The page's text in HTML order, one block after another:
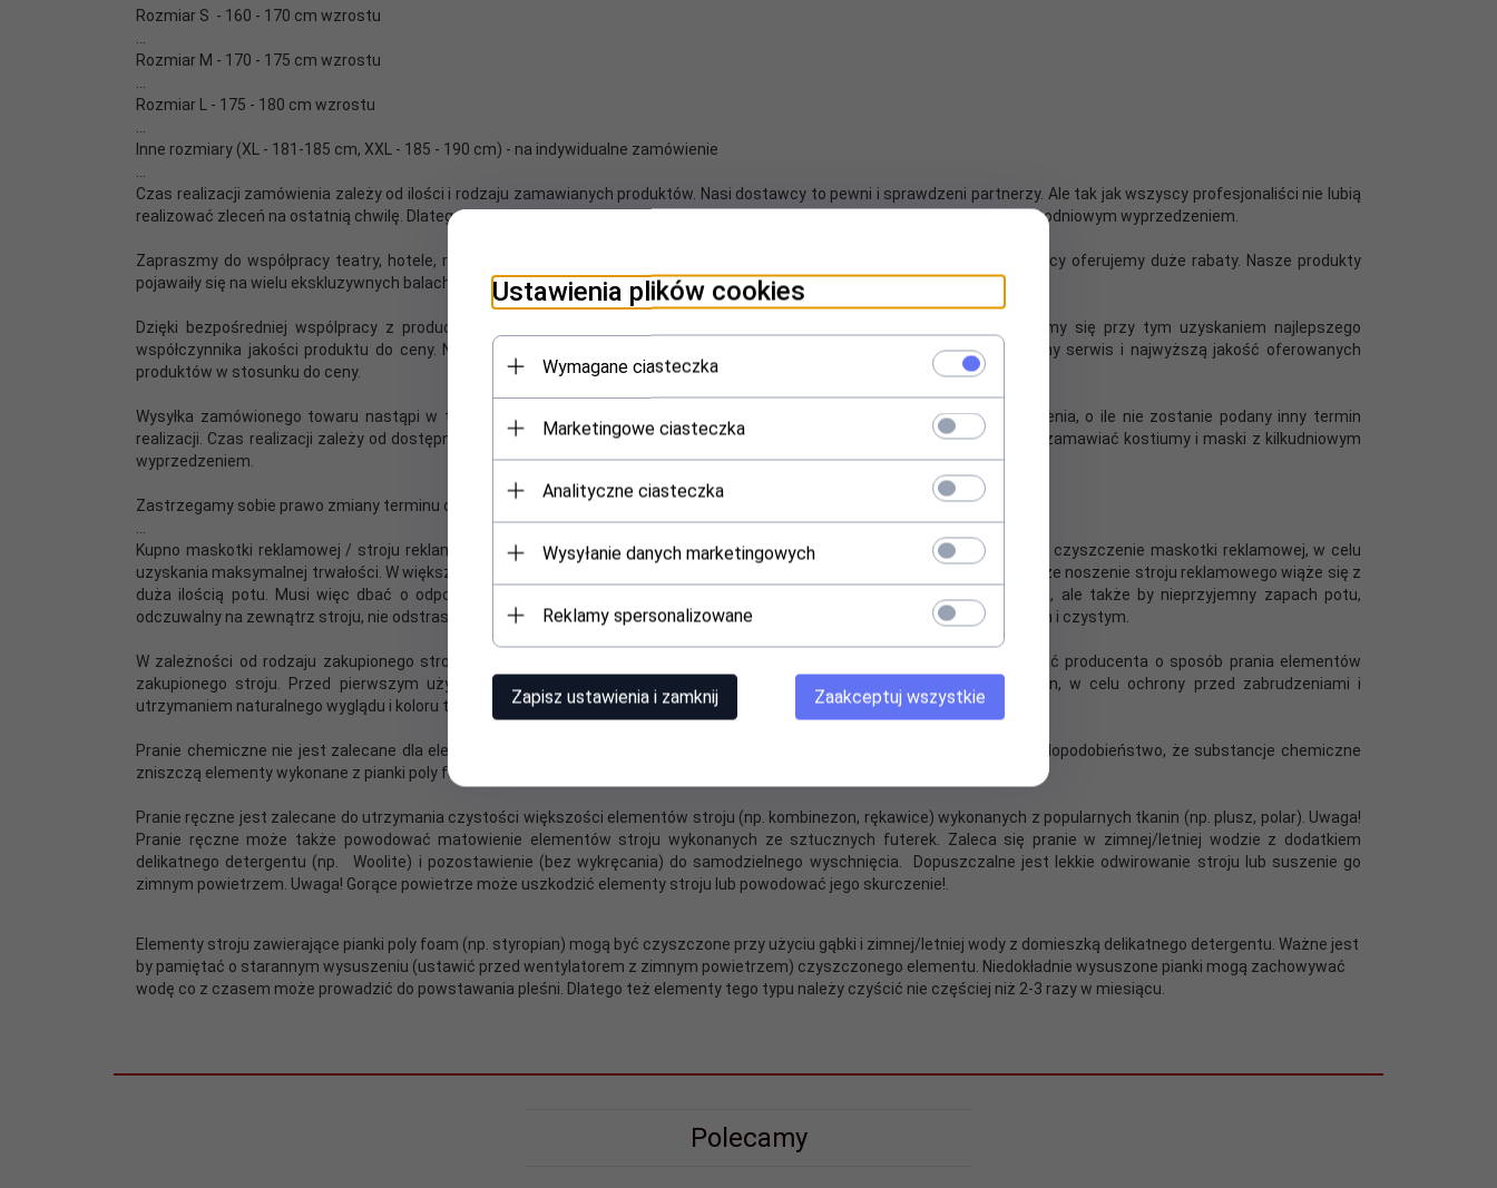
Rozmiar S - 160 - 170 cm wzrostu
Rozmiar M - 170 - 175 cm wzrostu
Rozmiar L - 175 - 180 cm wzrostu
Inne rozmiary (XL - 181-185 cm, XXL - 185 - 190 cm) - na indywidualne zamówienie
Czas realizacji zamówienia zależy od ilości i rodzaju zamawianych produktów. Nasi dostawcy to pewni i sprawdzeni partnerzy. Ale tak jak wszyscy profesjonaliści nie lubią
realizować zleceń na ostatnią chwilę. Dlatego prosimy zamawiać towary, zgłaszać zapytania i projekty przynajmniej z kilkunastodniowym wyprzedzeniem.
Zapraszmy do współpracy teatry, hotele, restauracje, agencje artystyczne, marketingowe i eventowe - przy stałej współpracy oferujemy duże rabaty. Nasze produkty
pojawaiły się na wielu ekskluzywnych balach, w wielu programach telewizyjnych oraz przedstawieniach teatralnych.
Dzięki bezpośredniej wspólpracy z producentami, bez problemu dopasujemy naszą ofertę do Państwa budżetu. Kierujemy się przy tym uzyskaniem najlepszego
współczynnika jakości produktu do ceny. Nie robimy szybkich interesów! Cenimy sobie zaufanie, ciągłość współpracy, pewny serwis i najwyższą jakość oferowanych
produktów w stosunku do ceny.
Wysyłka zamówionego towaru nastąpi w terminie od 21 do 30 dni roboczych, od chwili wpłynięcia i potwierdzenia zamówienia, o ile nie zostanie podany inny termin
realizacji. Czas realizacji zależy od dostępności danego towaru i jest określony indywidualnie dla każdego produktu. Prosimy zamawiać kostiumy i maski z kilkudniowym
wyprzedzeniem.
Zastrzegamy sobie prawo zmiany terminu dostawy w przypadku chwilowego braku towaru w naszych magazynach.
Kupno maskotki reklamowej / stroju reklamowego to spora inwestycja. Bardzo ważnym jest odpowiednie przechowywanie i czyszczenie maskotki reklamowej, w celu
uzyskania maksymalnej trwałości. W większości przypadków to animator odpowiada za swój strój reklamowy. Wie on najlepiej, że noszenie stroju reklamowego wiąże się z
duża ilością potu. Musi więc dbać o odpowiednie jego czyszczenie, by uniknąć nieprzyjemnego zapachu wewnątrz stroju, ale także by nieprzyjemny zapach potu,
odczuwalny na zewnątrz stroju, nie odstraszał spotykające go osoby. Istotnym jest zachowanie kostiumu świeżym, pachnącym i czystym.
W zależności od rodzaju zakupionego stroju reklamowego zaleca się pranie chemiczne lub ręczne. Ważnym jest by zapytać producenta o sposób prania elementów
zakupionego stroju. Przed pierwszym użyciem i po każdym praniu warto zastosować profesjonalny impregnat do tkanin, w celu ochrony przed zabrudzeniami i
utrzymaniem naturalnego wyglądu i koloru tkanin.
Pranie chemiczne nie jest zalecane dla elementów stroju zawierających pianki poly foam (np. styropian). Istnieje duże prawdopodobieństwo, że substancje chemiczne
zniszczą elementy wykonane z pianki poly foam.
Pranie ręczne jest zalecane do utrzymania czystości większości elementów stroju (np. kombinezon, rękawice) wykonanych z popularnych tkanin (np. plusz, polar). Uwaga!
Pranie ręczne może także powodować matowienie elementów stroju wykonanych ze sztucznych futerek. Zaleca się pranie w zimnej/letniej wodzie z dodatkiem
delikatnego detergentu (np. Woolite) i pozostawienie (bez wykręcania) do samodzielnego wyschnięcia. Dopuszczalne jest lekkie odwirowanie stroju lub suszenie go
zimnym powietrzem. Uwaga! Gorące powietrze może uszkodzić elementy stroju lub powodować jego skurczenie!.
Elementy stroju zawierające pianki poly foam (np. styropian) mogą być czyszczone przy użyciu gąbki i zimnej/letniej wody z domieszką delikatnego detergentu. Ważne jest
by pamiętać o starannym wysuszeniu (ustawić przed wentylatorem z zimnym powietrzem) czyszczonego elementu. Niedokładnie wysuszone pianki mogą zachowywać
wodę co z czasem może prowadzić do powstawania pleśni. Dlatego też elementy tego typu należy czyścić nie częściej niż 2-3 razy w miesiącu.
Polecamy
Ustawienia plików cookies
Wymagane ciasteczka
Marketingowe ciasteczka
Analityczne ciasteczka
Wysyłanie danych marketingowych
Reklamy spersonalizowane
Zapisz ustawienia i zamknij Zaakceptuj wszystkie